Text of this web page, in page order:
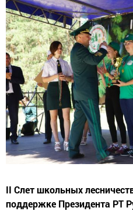
II Слет школьных
поддержке Президента РТ